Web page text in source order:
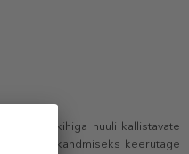
niiskuskihiga huuli kallistavate
Pealekandmiseks keerutage